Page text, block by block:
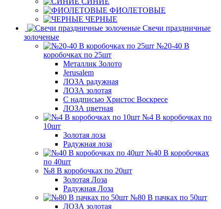
ФИОЛЕТОВЫЕ
ЧЕРНЫЕ
Свечи праздничные
золоченые
№20-40 В
коробочках по 25шт
Металлик Золото
Jerusalem
ЛОЗА радужная
ЛОЗА золотая
С надписью Христос Воскресе
ЛОЗА цветная
№4 В коробочках по
10шт
Золотая лоза
Радужная лоза
№40 В коробочках
по 40шт
№8 В коробочках по 20шт
Золотая Лоза
Радужная Лоза
№80 В пачках по 50шт
ЛОЗА золотая